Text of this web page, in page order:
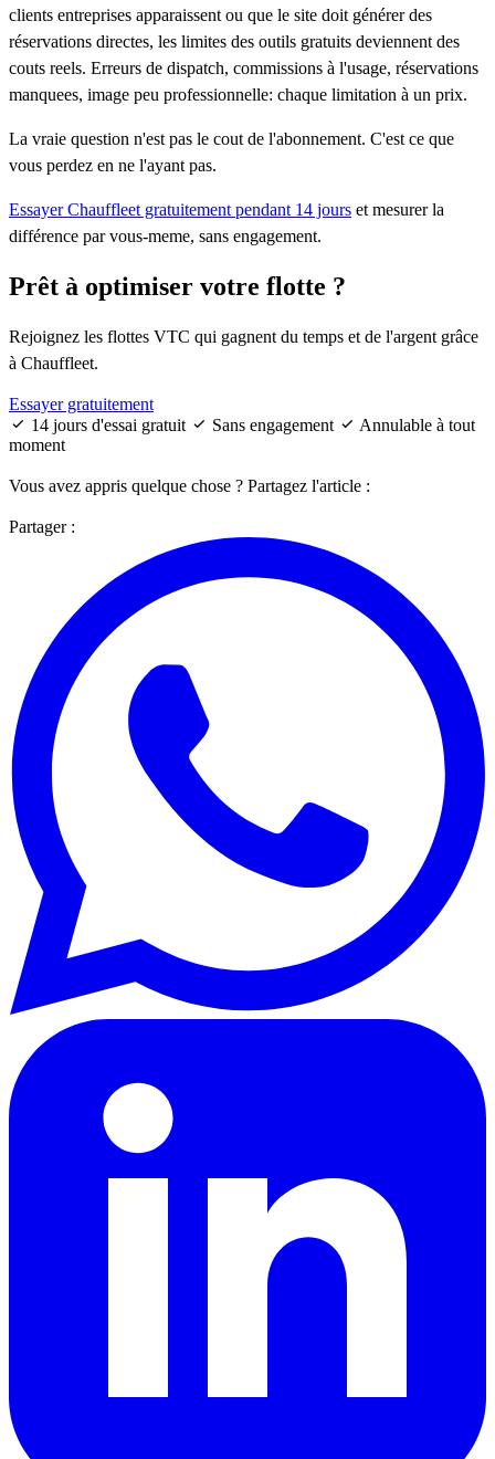
clients entreprises apparaissent ou que le site doit générer des
réservations directes, les limites des outils gratuits deviennent des
couts reels. Erreurs de dispatch, commissions à l'usage, réservations
manquees, image peu professionnelle: chaque limitation à un prix.
La vraie question n'est pas le cout de l'abonnement. C'est ce que
vous perdez en ne l'ayant pas.
Essayer Chauffleet gratuitement pendant 14 jours et mesurer la
différence par vous-meme, sans engagement.
Prêt à optimiser votre flotte ?
Rejoignez les flottes VTC qui gagnent du temps et de l'argent grâce
à Chauffleet.
Essayer gratuitement
14 jours d'essai gratuit
Sans engagement
Annulable à tout
moment
Vous avez appris quelque chose ? Partagez l'article :
Partager :